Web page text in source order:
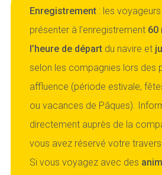
Enregistrement : les
présenter à l’enregistrement 60
l’heure de départ du navire et
selon les compagnies lors des
affluence (période estivale,
ou vacances de Pâques).
directement auprès de la
vous avez réservé votre
Si vous voyagez avec des